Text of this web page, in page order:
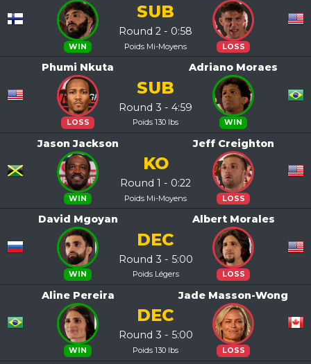
WIN LOSS
SUB
Round 2 - 0:58
Poids Mi-Moyens
Phumi Nkuta
LOSS
Adriano Moraes
WIN
SUB
Round 3 - 4:59
Poids 130 lbs
Jason Jackson
WIN
Jeff Creighton
LOSS
KO
Round 1 - 0:22
Poids Mi-Moyens
David Mgoyan
WIN
Albert Morales
LOSS
DEC
Round 3 - 5:00
Poids Légers
Aline Pereira
WIN
Jade Masson-Wong
LOSS
DEC
Round 3 - 5:00
Poids 130 lbs